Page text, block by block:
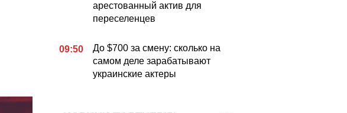
арестованный актив для
переселенцев
09:50
До $700 за смену: сколько на
самом деле зарабатывают
украинские актеры